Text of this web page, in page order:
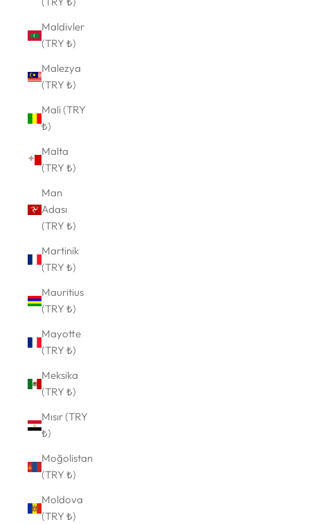
Maldivler
(TRY ₺)
Malezya
(TRY ₺)
Mali (TRY
₺)
Malta
(TRY ₺)
Man
Adası
(TRY ₺)
Martinik
(TRY ₺)
Mauritius
(TRY ₺)
Mayotte
(TRY ₺)
Meksika
(TRY ₺)
Mısır (TRY
₺)
Moğolistan
(TRY ₺)
Moldova
(TRY ₺)